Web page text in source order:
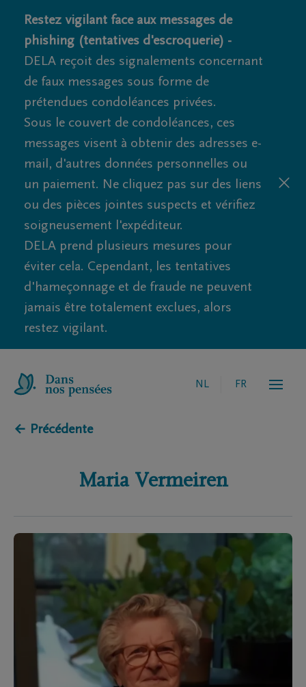
Restez vigilant face aux messages de
phishing (tentatives d'escroquerie) -
DELA reçoit des signalements concernant
de faux messages sous forme de
prétendues condoléances privées.
Sous le couvert de condoléances, ces
messages visent à obtenir des adresses e-
mail, d'autres données personnelles ou
un paiement. Ne cliquez pas sur des liens
ou des pièces jointes suspects et vérifiez
soigneusement l'expéditeur.
DELA prend plusieurs mesures pour
éviter cela. Cependant, les tentatives
d'hameçonnage et de fraude ne peuvent
jamais être totalement exclues, alors
restez vigilant.
NL FR
← Précédente
Maria Vermeiren